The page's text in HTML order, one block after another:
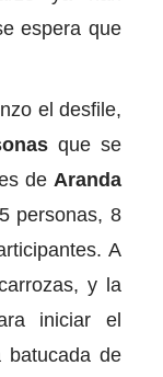
espera que
el desfile,
que se
de Aranda
personas, 8
A
y la
iniciar el
de